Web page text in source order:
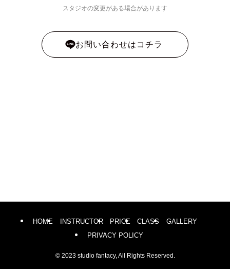
スタジオの変更がある場合があります
お問い合わせはコチラ
HOME INSTRUCTOR PRICE CLASS
GALLERY
PRIVACY POLICY
©2023 studio fantacy, All Rights Reserved.